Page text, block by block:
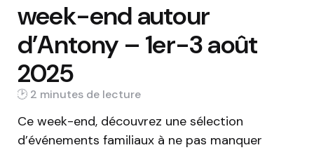
week-end autour
d’Antony – 1er-3 août
2025
2 min
Ce week-end, découvrez une sélection
d’événements familiaux à ne pas manquer